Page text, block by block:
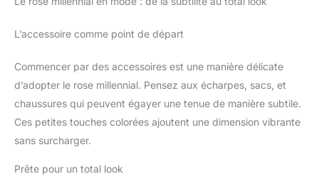
L’accessoire comme point de départ
Commencer par des accessoires est une manière délicate
d’adopter le rose millennial. Pensez aux écharpes, sacs, et
chaussures qui peuvent égayer une tenue de manière subtile.
Ces petites touches colorées ajoutent une dimension vibrante
sans surcharger.
Prête pour un total look